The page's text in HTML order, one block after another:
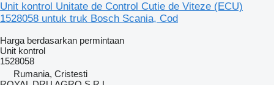
Unit kontrol Unitate de Control Cutie de Viteze (ECU)
1528058 untuk truk Bosch Scania, Cod
Harga berdasarkan permintaan
Unit kontrol
1528058
Rumania, Cristesti